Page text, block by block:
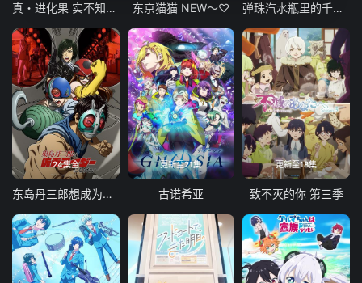
真・进化果 实不知不觉踏上胜利的人生 东京猫猫 NEW～♡ 弹珠汽水瓶里的千岁同学
24集全
东岛丹三郎想成为假面骑士
更新至21集
古诺希亚
更新至18集
致不灭的你 第三季